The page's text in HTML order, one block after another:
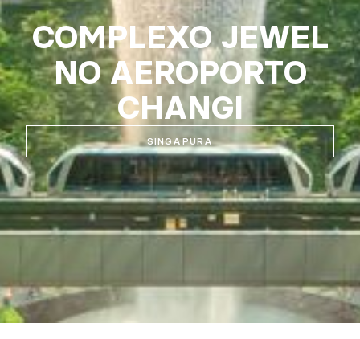
COMPLEXO JEWEL
NO AEROPORTO
CHANGI
SINGAPURA